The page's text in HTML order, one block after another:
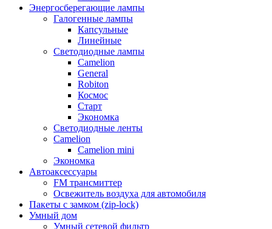
Энергосберегающие лампы
Галогенные лампы
Капсульные
Линейные
Светодиодные лампы
Camelion
General
Robiton
Космос
Старт
Экономка
Светодиодные ленты
Camelion
Camelion mini
Экономка
Автоаксессуары
FM трансмиттер
Освежитель воздуха для автомобиля
Пакеты с замком (zip-lock)
Умный дом
Умный сетевой фильтр